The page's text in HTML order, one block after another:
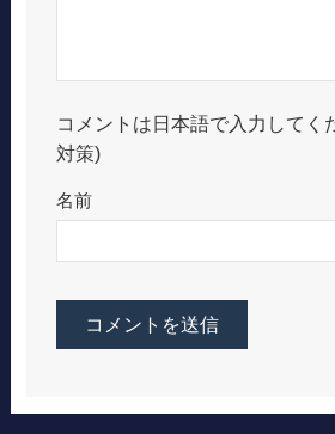
コメントは日本語で入力してく
対策)
名前